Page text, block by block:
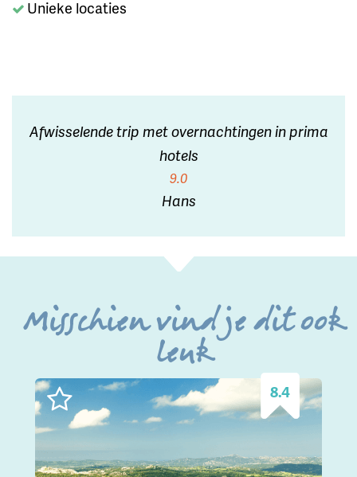
Unieke locaties
Afwisselende trip met overnachtingen in prima
hotels
9.0
Hans
Misschien vind je dit ook
leuk
8.4